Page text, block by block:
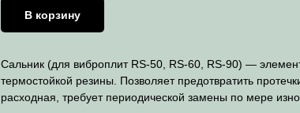
В корзину
Сальник (для виброплит RS-50, RS-60, RS-90) —
термостойкой резины. Позволяет предотвратить
расходная, требует периодической замены по мере